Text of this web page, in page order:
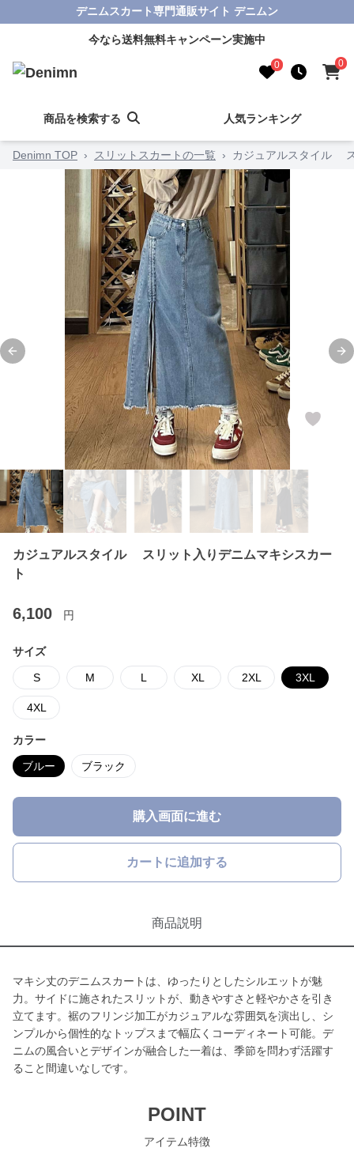
デニムスカート専門通販サイト デニムン
今なら送料無料キャンペーン実施中
0 0
商品を検索する 人気ランキング
Denimn TOP › スリットスカートの一覧 › カジュアルスタイル
Previous slide
カジュアルスタイル スリット入りデニムマキシスカー
ト
6,100 円
サイズ
S M L XL 2XL 3XL
4XL
カラー
ブルー ブラック
購入画面に進む
カートに追加する
商品説明
マキシ丈のデニムスカートは、ゆったりとしたシルエットが魅
力。サイドに施されたスリットが、動きやすさと軽やかさを引き
立てます。裾のフリンジ加工がカジュアルな雰囲気を演出し、シ
ンプルから個性的なトップスまで幅広くコーディネート可能。デ
ニムの風合いとデザインが融合した一着は、季節を問わず活躍す
ること間違いなしです。
POINT
アイテム特徴